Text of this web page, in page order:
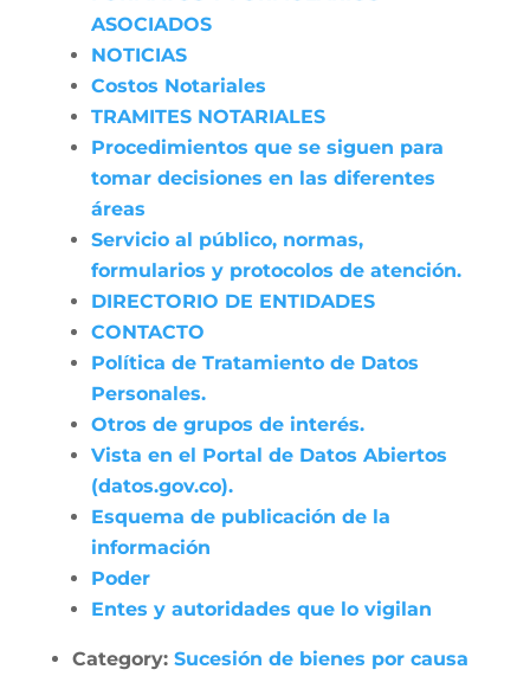
ASOCIADOS
NOTICIAS
Costos Notariales
TRAMITES NOTARIALES
Procedimientos que se siguen para
tomar decisiones en las diferentes
áreas
Servicio al público, normas,
formularios y protocolos de atención.
DIRECTORIO DE ENTIDADES
CONTACTO
Política de Tratamiento de Datos
Personales.
Otros de grupos de interés.
Vista en el Portal de Datos Abiertos
(datos.gov.co).
Esquema de publicación de la
información
Poder
Entes y autoridades que lo vigilan
Category: Sucesión de bienes por causa